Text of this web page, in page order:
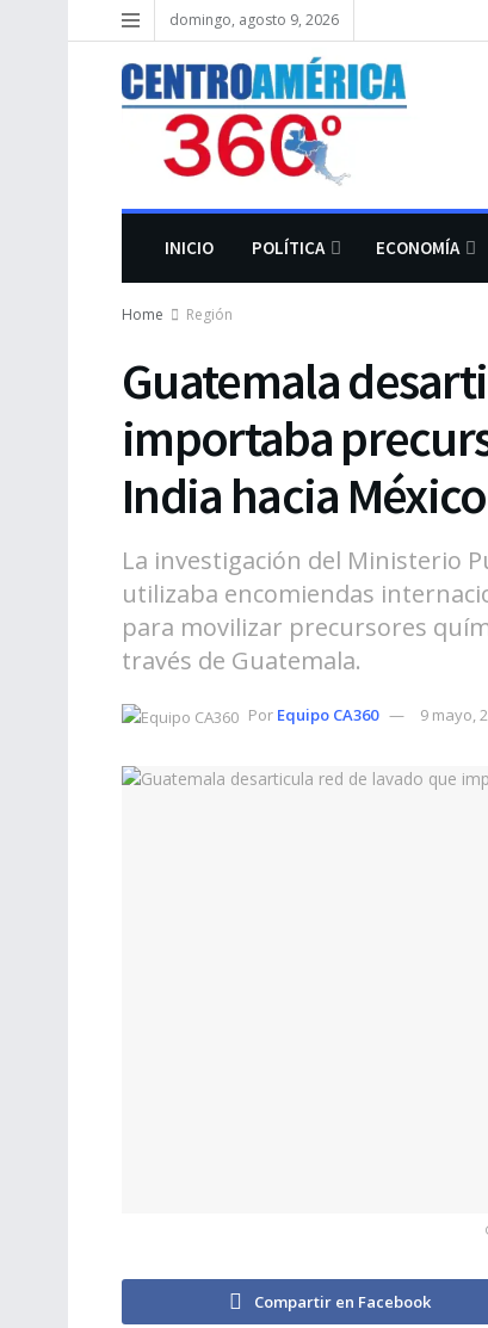
domingo, agosto 9, 2026
INICIO POLÍTICA ECONOMÍA
Home Región
Guatemala
importaba
India hacia México
La investigación del Ministerio
utilizaba encomiendas
para movilizar precursores
través de Guatemala.
Por Equipo CA360 9 mayo,
Compartir en Facebook